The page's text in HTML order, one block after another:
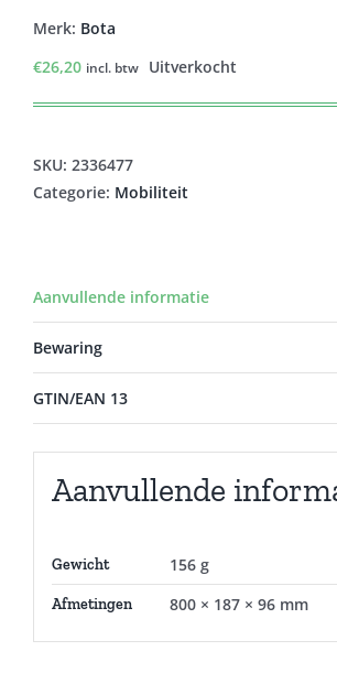
Merk: Bota
€26,20 incl. btw Uitverkocht
SKU: 2336477
Categorie: Mobiliteit
Aanvullende informatie
Bewaring
GTIN/EAN 13
Aanvullende
Gewicht 156 g
Afmetingen 800 × 187 × 96 mm